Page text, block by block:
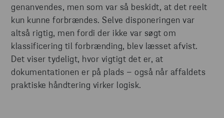
genanvendes, men som var så beskidt, at det reelt
kun kunne forbrændes. Selve disponeringen var
altså rigtig, men fordi der ikke var søgt om
klassificering til forbrænding, blev læsset afvist.
Det viser tydeligt, hvor vigtigt det er, at
dokumentationen er på plads – også når affaldets
praktiske håndtering virker logisk.